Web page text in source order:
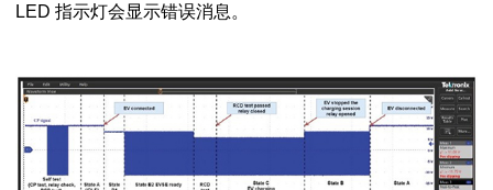
LED 指示灯会显示错误消息。